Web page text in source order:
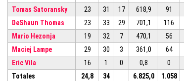
Tomas Satoransky
23 31 17 618,9 91
DeShaun Thomas
23 33 29 701,1 116
Mario Hezonja
19 32 7 470,1 56
Maciej Lampe
29 30 3 361,0 64
Eric Vila
16 1 0 0,8 0
Totales
24,8 34 6.825,0 1.058